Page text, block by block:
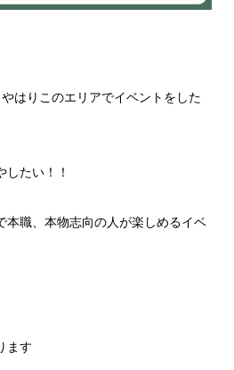
はりこのエリアでイベントをした
たい！！
本職、本物志向の人が楽しめるイベ
ます